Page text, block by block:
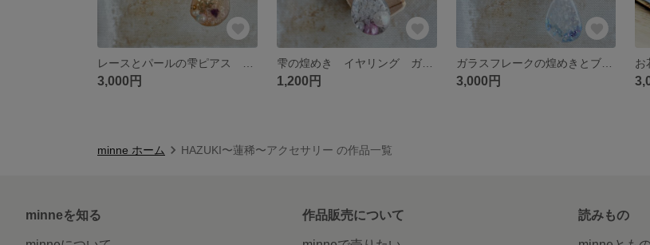
3,000円
雫の煌めき イヤリング ガラスフレークとパール調ビーズ3連の透明感のある軽いイヤリング
1,200円
ガラスフレークの煌めきとブルーのコントラストピアス「時空の蓮しずく」 #軽い#アレルギーフリー
3,000円
minne ホーム HAZUKI〜蓮稀〜アクセサリー の作品一覧
minneを知る 作品販売について 読みもの